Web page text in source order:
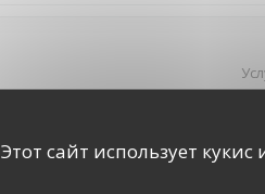
Этот сайт использует